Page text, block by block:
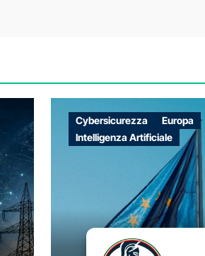
Cybersicurezza
Europa
Intelligenza Artificiale